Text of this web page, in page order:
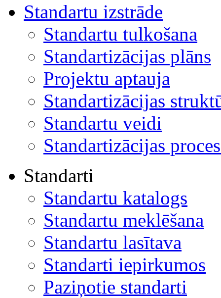
Standartu izstrāde
Standartu tulkošana
Standartizācijas plāns
Projektu aptauja
Standartizācijas
Standartu veidi
Standartizācijas
Standarti
Standartu katalogs
Standartu meklēšana
Standartu lasītava
Standarti iepirkumos
Paziņotie standarti